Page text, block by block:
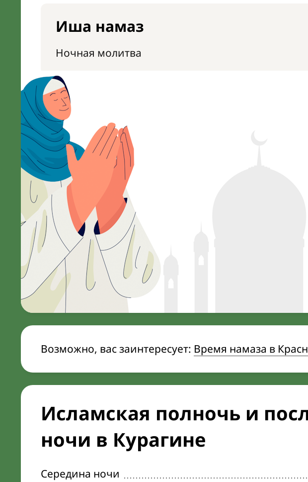
Иша намаз
Ночная молитва
Возможно, вас заинтересует: Время намаза в
Исламская полночь и
ночи в Курагине
Середина ночи